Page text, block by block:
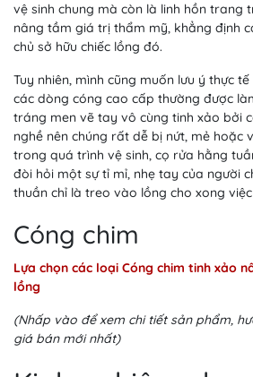
vệ sinh chung mà còn là linh hồn trang
nâng tầm giá trị thẩm mỹ, khẳng định
chủ sở hữu chiếc lồng đó.
Tuy nhiên, mình cũng muốn lưu ý thực
các dòng cóng cao cấp thường được
tráng men vẽ tay vô cùng tinh xảo bởi
nghề nên chúng rất dễ bị nứt, mẻ hoặc
trong quá trình vệ sinh, cọ rửa hằng
đòi hỏi một sự tỉ mỉ, nhẹ tay của người
thuần chỉ là treo vào lồng cho xong
Cóng chim
Lựa chọn các loại Cóng chim tinh xảo
lồng
(Nhấp vào để xem chi tiết sản phẩm,
giá bán mới nhất)